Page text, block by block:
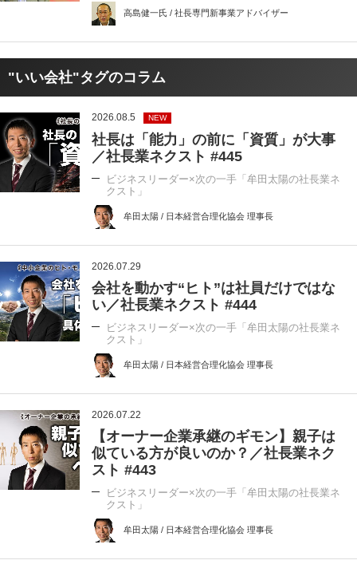
高島健一氏 / 社長専門新事業アドバイザー
"いい会社"タグのコラム
2026.08.5 NEW
社長は「能力」の前に「資質」が大事
／社長業ネクスト #445
ビジネスリーダー×次の一手「牟田太陽の社長業ネ
クスト」
牟田太陽 / 日本経営合理化協会 理事長
2026.07.29
会社を動かす“ヒト”は社員だけではな
い／社長業ネクスト #444
ビジネスリーダー×次の一手「牟田太陽の社長業ネ
クスト」
牟田太陽 / 日本経営合理化協会 理事長
2026.07.22
【オーナー企業承継のギモン】親子は
似ている方が良いのか？／社長業ネク
スト #443
ビジネスリーダー×次の一手「牟田太陽の社長業ネ
クスト」
牟田太陽 / 日本経営合理化協会 理事長